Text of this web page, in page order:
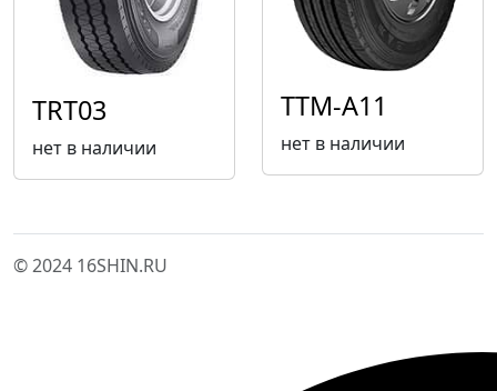
TRT03
нет в наличии
TTM-A11
нет в наличии
© 2024 16SHIN.RU